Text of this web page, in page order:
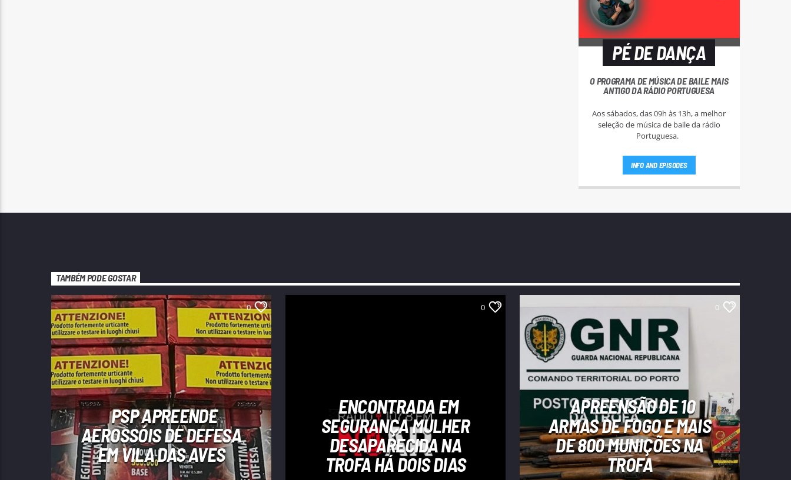
PÉ DE DANÇA
O PROGRAMA DE MÚSICA DE BAILE MAIS
ANTIGO DA RÁDIO PORTUGUESA
Aos sábados, das 09h às 13h, a melhor
seleção de música de baile da rádio
INFO AND EPISODES
TAMBÉM PODE GOSTAR
0
PSP APREENDE
AEROSSÓIS DE DEFESA
EM VILA DAS AVES
0
ENCONTRADA EM
SEGURANÇA MULHER
DESAPARECIDA NA
TROFA HÁ DOIS DIAS
0
APREENSÃO DE 10
ARMAS DE FOGO E MAIS
DE 800 MUNIÇÕES NA
TROFA